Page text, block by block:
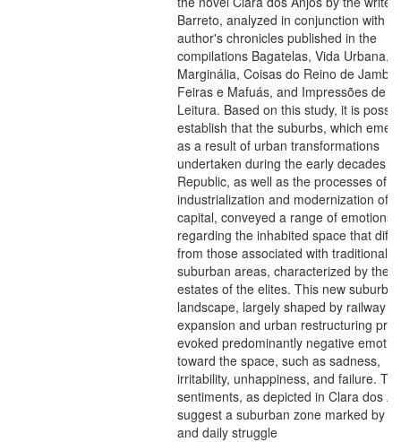
Barreto, analyzed in conjunction with
author's chronicles published in the
compilations Bagatelas, Vida Urbana,
Marginália, Coisas do Reino de
Feiras e Mafuás, and Impressões de
Leitura. Based on this study, it is
establish that the suburbs, which
as a result of urban transformations
undertaken during the early decades
Republic, as well as the processes of
industrialization and modernization of
capital, conveyed a range of emotions
regarding the inhabited space that
from those associated with traditional
suburban areas, characterized by the
estates of the elites. This new
landscape, largely shaped by railway
expansion and urban restructuring
evoked predominantly negative
toward the space, such as sadness,
irritability, unhappiness, and failure.
sentiments, as depicted in Clara dos
suggest a suburban zone marked by
and daily struggle